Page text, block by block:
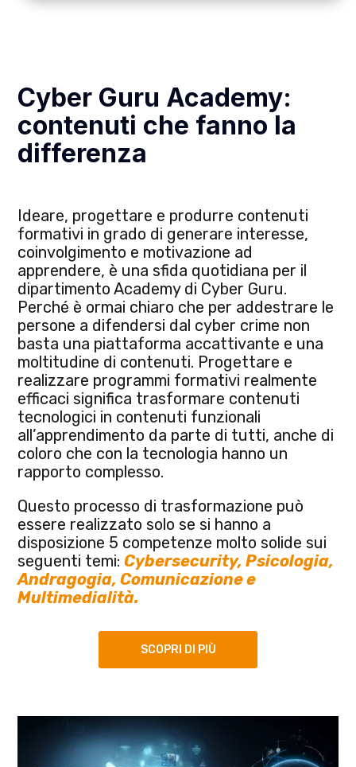
Cyber Guru Academy:
contenuti che fanno la
differenza
Ideare, progettare e produrre contenuti
formativi in grado di generare interesse,
coinvolgimento e motivazione ad
apprendere, è una sfida quotidiana per il
dipartimento Academy di Cyber Guru.
Perché è ormai chiaro che per addestrare le
persone a difendersi dal cyber crime non
basta una piattaforma accattivante e una
moltitudine di contenuti. Progettare e
realizzare programmi formativi realmente
efficaci significa trasformare contenuti
tecnologici in contenuti funzionali
all’apprendimento da parte di tutti, anche di
coloro che con la tecnologia hanno un
rapporto complesso.
Questo processo di trasformazione può
essere realizzato solo se si hanno a
disposizione 5 competenze molto solide sui
seguenti temi:Cybersecurity, Psicologia,
Andragogia, Comunicazione e
Multimedialità.
SCOPRI DI PIÙ